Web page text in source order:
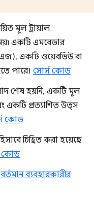
মূল ট্রায়াল
একটি এমবেডার
একটি ওয়েবভিউ বা
পারে। সোর্স কোড
শেষ হয়নি, একটি মূল
একটি প্রত্যাশিত উত্স
কোড
চিহ্নিত করা হয়েছে
কোড
বর্তমান ব্যবহারকারীর